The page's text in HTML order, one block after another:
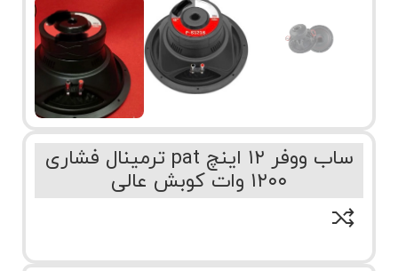
ساب ووفر ۱۲ اینچ pat ترمینال فشاری
۱۲۰۰ وات کوبش عالی